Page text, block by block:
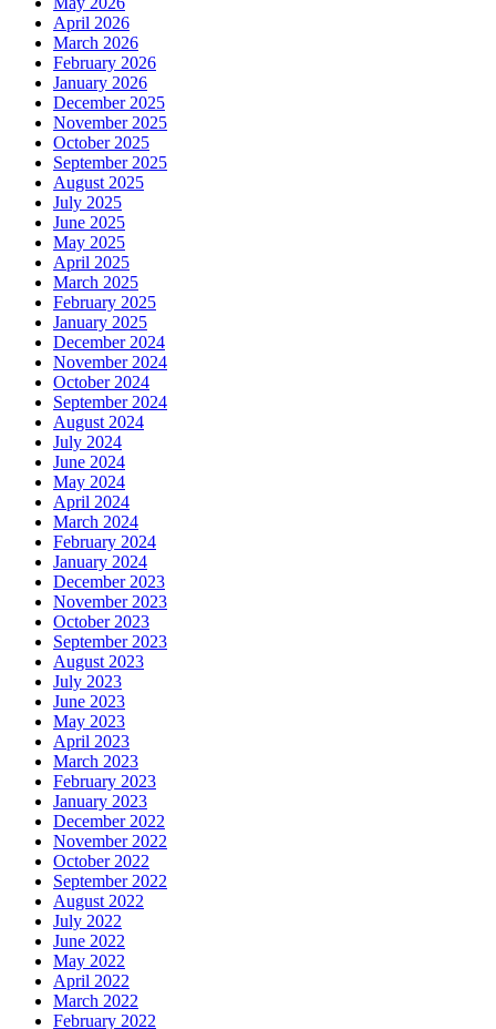
April 2026
March 2026
February 2026
January 2026
December 2025
November 2025
October 2025
September 2025
August 2025
July 2025
June 2025
May 2025
April 2025
March 2025
February 2025
January 2025
December 2024
November 2024
October 2024
September 2024
August 2024
July 2024
June 2024
May 2024
April 2024
March 2024
February 2024
January 2024
December 2023
November 2023
October 2023
September 2023
August 2023
July 2023
June 2023
May 2023
April 2023
March 2023
February 2023
January 2023
December 2022
November 2022
October 2022
September 2022
August 2022
July 2022
June 2022
May 2022
April 2022
March 2022
February 2022